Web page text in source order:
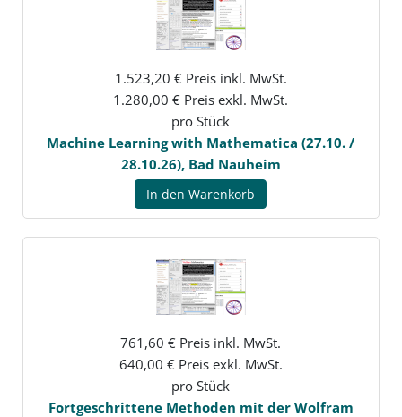
1.523,20 € Preis inkl. MwSt.
1.280,00 € Preis exkl. MwSt.
pro Stück
Machine Learning with Mathematica (27.10. /
28.10.26), Bad Nauheim
In den Warenkorb
761,60 € Preis inkl. MwSt.
640,00 € Preis exkl. MwSt.
pro Stück
Fortgeschrittene Methoden mit der Wolfram